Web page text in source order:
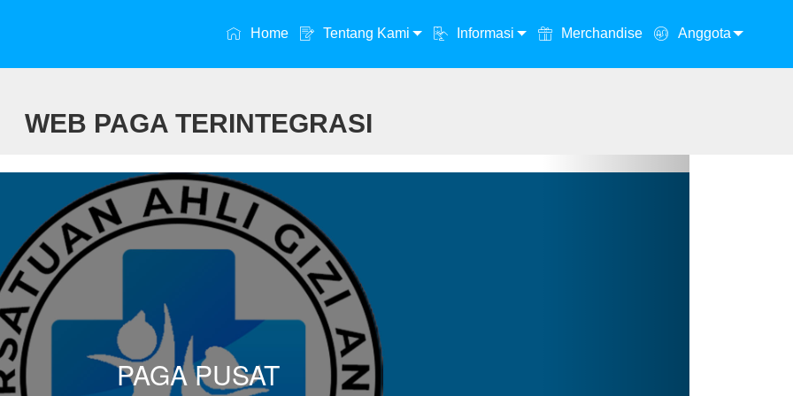
Home Tentang Kami Informasi Merchandise Anggota
WEB PAGA TERINTEGRASI
PAGA PUSAT